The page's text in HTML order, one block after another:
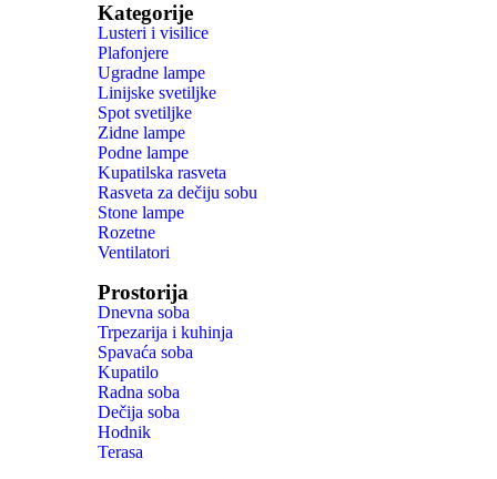
Kategorije
Lusteri i visilice
Plafonjere
Ugradne lampe
Linijske svetiljke
Spot svetiljke
Zidne lampe
Podne lampe
Kupatilska rasveta
Rasveta za dečiju sobu
Stone lampe
Rozetne
Ventilatori
Prostorija
Dnevna soba
Trpezarija i kuhinja
Spavaća soba
Kupatilo
Radna soba
Dečija soba
Hodnik
Terasa